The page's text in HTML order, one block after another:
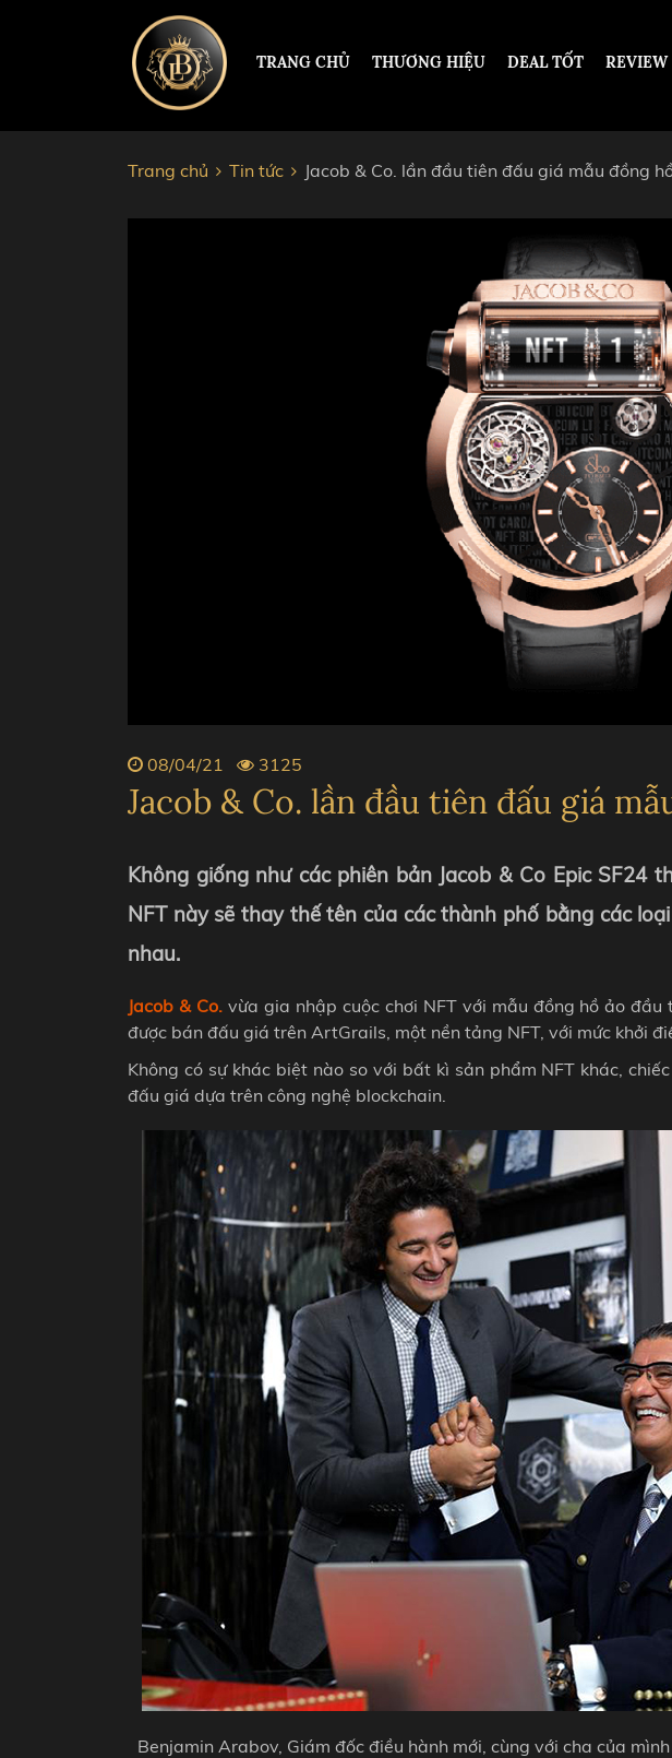
TRANG CHỦ THƯƠNG HIỆU
ĐỒNG HỒ HERMLE PAUL DESIGN
HUBLOT
AUDEMARS PIGUET
CHOPARD
CARTIER
PIAGET
CHANEL
DEAL TỐT REVIEW
Trang chủ Tin tức Jacob & Co. lần đầu tiên đấu giá mẫu đồng
08/04/21 3125
Jacob & Co. lần đầu tiên đấu giá
Không giống như các phiên bản Jacob & Co Epic SF24
NFT này sẽ thay thế tên của các thành phố bằng các
nhau.
Jacob & Co.vừa gia nhập cuộc chơi NFT với mẫu đồng hồ ảo đầu
được bán đấu giá trên ArtGrails, một nền tảng NFT, với mức khởi
Không có sự khác biệt nào so với bất kì sản phẩm NFT khác,
đấu giá dựa trên công nghệ blockchain.
Benjamin Arabov, Giám đốc điều hành mới, cùng với cha của